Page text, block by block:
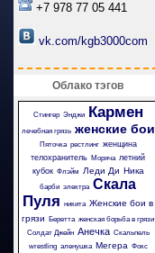
+7 978 77 05 441
vk.com/kgb3000com
Облако тэгов
Стингер Энджи Кармен
лечебная грязь женские бои
Пяточка рестлинг женщина
телохранитель Моряча летний
кубок Флэйм Леди Ди Ника
барби электра Скала
Пуля никита Женские бои в
грязи
Беретта женская борьба в грязи
Солдат Джейн Анечка Скальпель
wrestling аленушка Мегера Фокс